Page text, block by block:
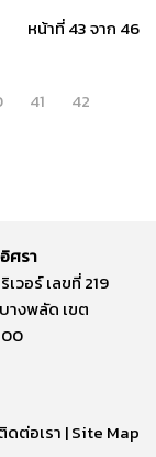
หน้าที่ 43 จาก 46
41
42
ศรา
เวอร์ เลขที่ 219
างพลัด เขต
ดต่อเรา |Site Map